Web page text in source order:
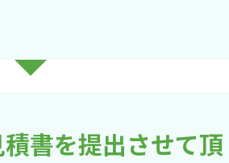
書を提出させて頂